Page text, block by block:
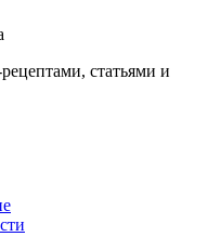
статьями и